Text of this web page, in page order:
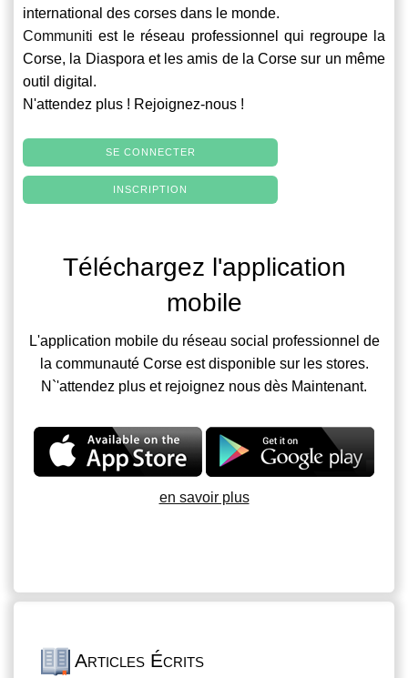
international des corses dans le monde.
Communiti est le réseau professionnel qui regroupe la
Corse, la Diaspora et les amis de la Corse sur un même
outil digital.
N'attendez plus ! Rejoignez-nous !
SE CONNECTER
INSCRIPTION
Téléchargez l'application
mobile
L'application mobile du réseau social professionnel de
la communauté Corse est disponible sur les stores.
N`'attendez plus et rejoignez nous dès Maintenant.
en savoir plus
Articles Écrits